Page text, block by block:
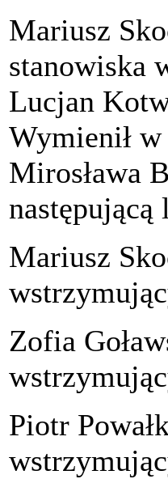
Mariusz
stanowiska
Lucjan
Wymienił
Mirosława
następującą
Mariusz
Zofia
Piotr